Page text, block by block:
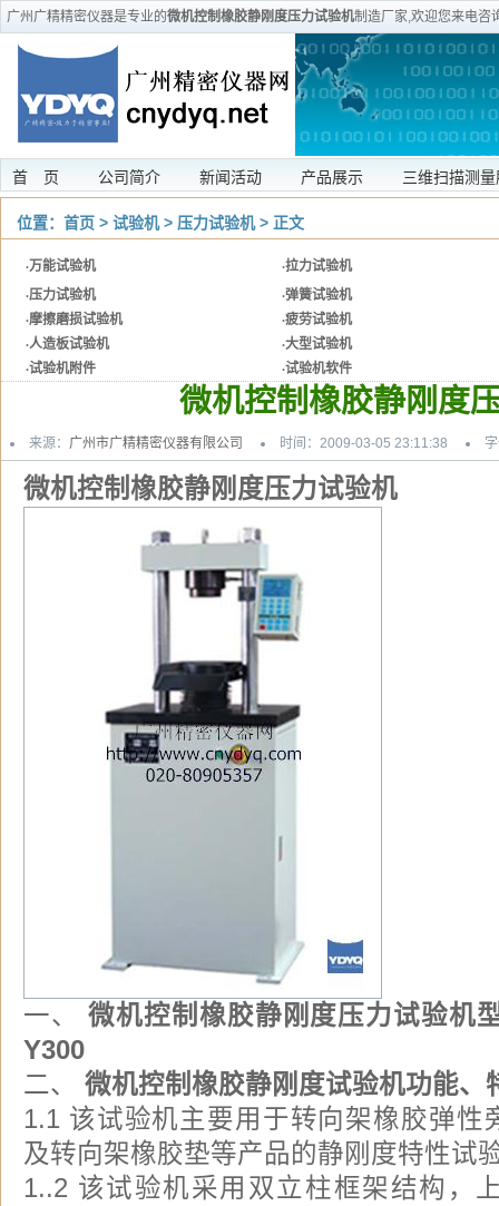
广州广精精密仪器是专业的微机控制橡胶静刚度压力试验机制造厂家,欢迎您来电咨
装维修等
首 页 公司简介 新闻活动 产品展示 三维扫描测
位置： 首页 > 试验机> 压力试验机> 正文
·万能试验机 ·拉力试验机
·压力试验机 ·弹簧试验机
·摩擦磨损试验机 ·疲劳试验机
·人造板试验机 ·大型试验机
·试验机附件 ·试验机软件
微机控制橡胶静刚度
来源： 广州市广精精密仪器有限公司 时间：2009-03-05 23:11:38
微机控制橡胶静刚度压力试验机
一、
微机控制橡胶静刚度压力试验机
Y300
二、 微机控制橡胶静刚度试验机功能、
1.1 该试验机主要用于转向架橡胶弹性
及转向架橡胶垫等产品的静刚度特性试
1..2 该试验机采用双立柱框架结构，